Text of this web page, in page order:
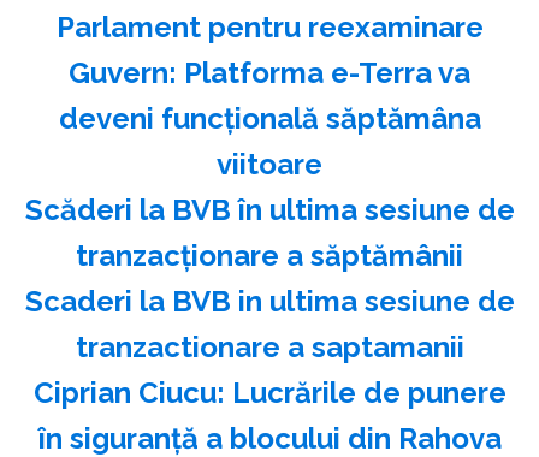
Parlament pentru reexaminare
Guvern: Platforma e-Terra va
deveni funcţională săptămâna
viitoare
Scăderi la BVB în ultima sesiune de
tranzacţionare a săptămânii
Scaderi la BVB in ultima sesiune de
tranzactionare a saptamanii
Ciprian Ciucu: Lucrările de punere
în siguranţă a blocului din Rahova